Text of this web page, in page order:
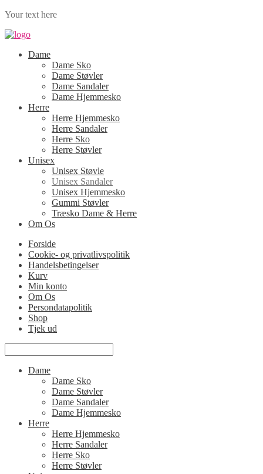
Your text here
Dame
Dame Sko
Dame Støvler
Dame Sandaler
Dame Hjemmesko
Herre
Herre Hjemmesko
Herre Sandaler
Herre Sko
Herre Støvler
Unisex
Unisex Støvle
Unisex Sandaler
Unisex Hjemmesko
Gummi Støvler
Træsko Dame & Herre
Om Os
Forside
Cookie- og privatlivspolitik
Handelsbetingelser
Kurv
Min konto
Om Os
Persondatapolitik
Shop
Tjek ud
Dame
Dame Sko
Dame Støvler
Dame Sandaler
Dame Hjemmesko
Herre
Herre Hjemmesko
Herre Sandaler
Herre Sko
Herre Støvler